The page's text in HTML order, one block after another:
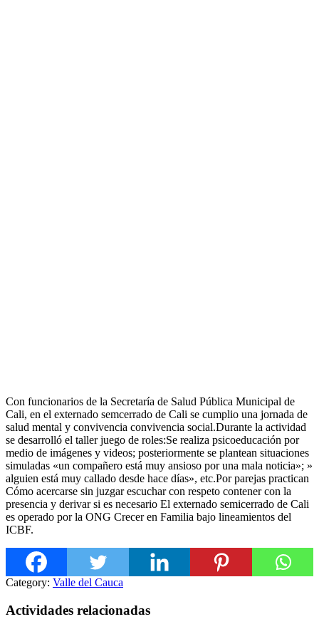
Con funcionarios de la Secretaría de Salud Pública Municipal de
Cali, en el externado semcerrado de Cali se cumplio una jornada de
salud mental y convivencia convivencia social.Durante la actividad
se desarrolló el taller juego de roles:Se realiza psicoeducación por
medio de imágenes y videos; posteriormente se plantean situaciones
simuladas «un compañero está muy ansioso por una mala noticia»; »
alguien está muy callado desde hace días», etc.Por parejas practican
Cómo acercarse sin juzgar escuchar con respeto contener con la
presencia y derivar si es necesario El externado semicerrado de Cali
es operado por la ONG Crecer en Familia bajo lineamientos del
ICBF.
Category: Valle del Cauca
Actividades relacionadas